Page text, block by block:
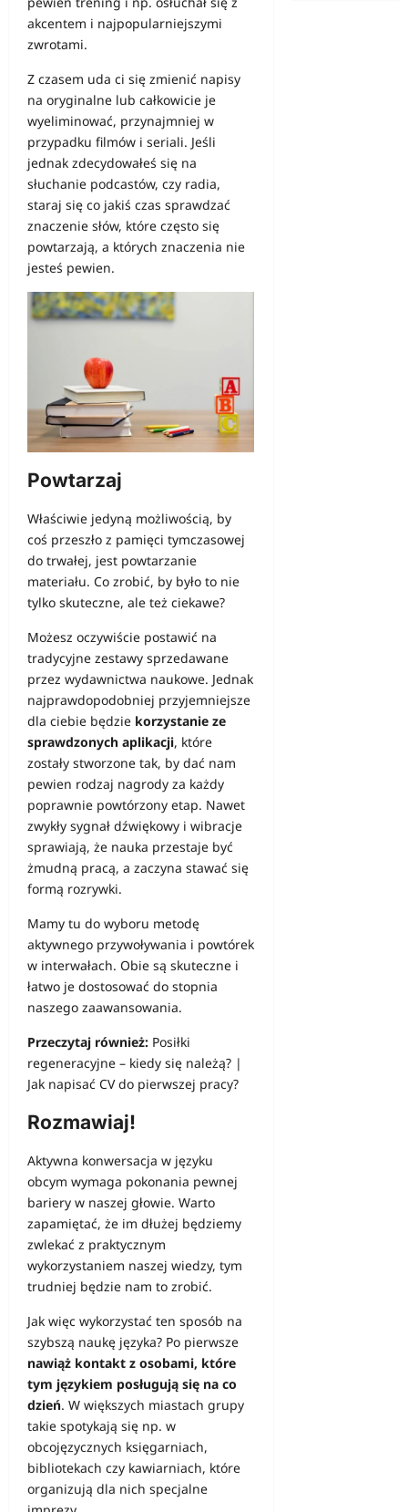
akcentem i najpopularniejszymi
zwrotami.
Z czasem uda ci się zmienić napisy
na oryginalne lub całkowicie je
wyeliminować, przynajmniej w
przypadku filmów i seriali. Jeśli
jednak zdecydowałeś się na
słuchanie podcastów, czy radia,
staraj się co jakiś czas sprawdzać
znaczenie słów, które często się
powtarzają, a których znaczenia nie
jesteś pewien.
Powtarzaj
Właściwie jedyną możliwością, by
coś przeszło z pamięci tymczasowej
do trwałej, jest powtarzanie
materiału. Co zrobić, by było to nie
tylko skuteczne, ale też ciekawe?
Możesz oczywiście postawić na
tradycyjne zestawy sprzedawane
przez wydawnictwa naukowe. Jednak
najprawdopodobniej przyjemniejsze
dla ciebie będzie korzystanie ze
sprawdzonych aplikacji, które
zostały stworzone tak, by dać nam
pewien rodzaj nagrody za każdy
poprawnie powtórzony etap. Nawet
zwykły sygnał dźwiękowy i wibracje
sprawiają, że nauka przestaje być
żmudną pracą, a zaczyna stawać się
formą rozrywki.
Mamy tu do wyboru metodę
aktywnego przywoływania i powtórek
w interwałach. Obie są skuteczne i
łatwo je dostosować do stopnia
naszego zaawansowania.
Przeczytaj również: Posiłki
regeneracyjne – kiedy się należą? |
Jak napisać CV do pierwszej pracy?
Rozmawiaj!
Aktywna konwersacja w języku
obcym wymaga pokonania pewnej
bariery w naszej głowie. Warto
zapamiętać, że im dłużej będziemy
zwlekać z praktycznym
wykorzystaniem naszej wiedzy, tym
trudniej będzie nam to zrobić.
Jak więc wykorzystać ten sposób na
szybszą naukę języka? Po pierwsze
nawiąż kontakt z osobami, które
tym językiem posługują się na co
dzień. W większych miastach grupy
takie spotykają się np. w
obcojęzycznych księgarniach,
bibliotekach czy kawiarniach, które
organizują dla nich specjalne